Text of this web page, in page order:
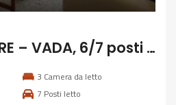
89A – SETTEMBRE – VADA, 6/7 posti letto
3 Camera da letto
7 Posti letto